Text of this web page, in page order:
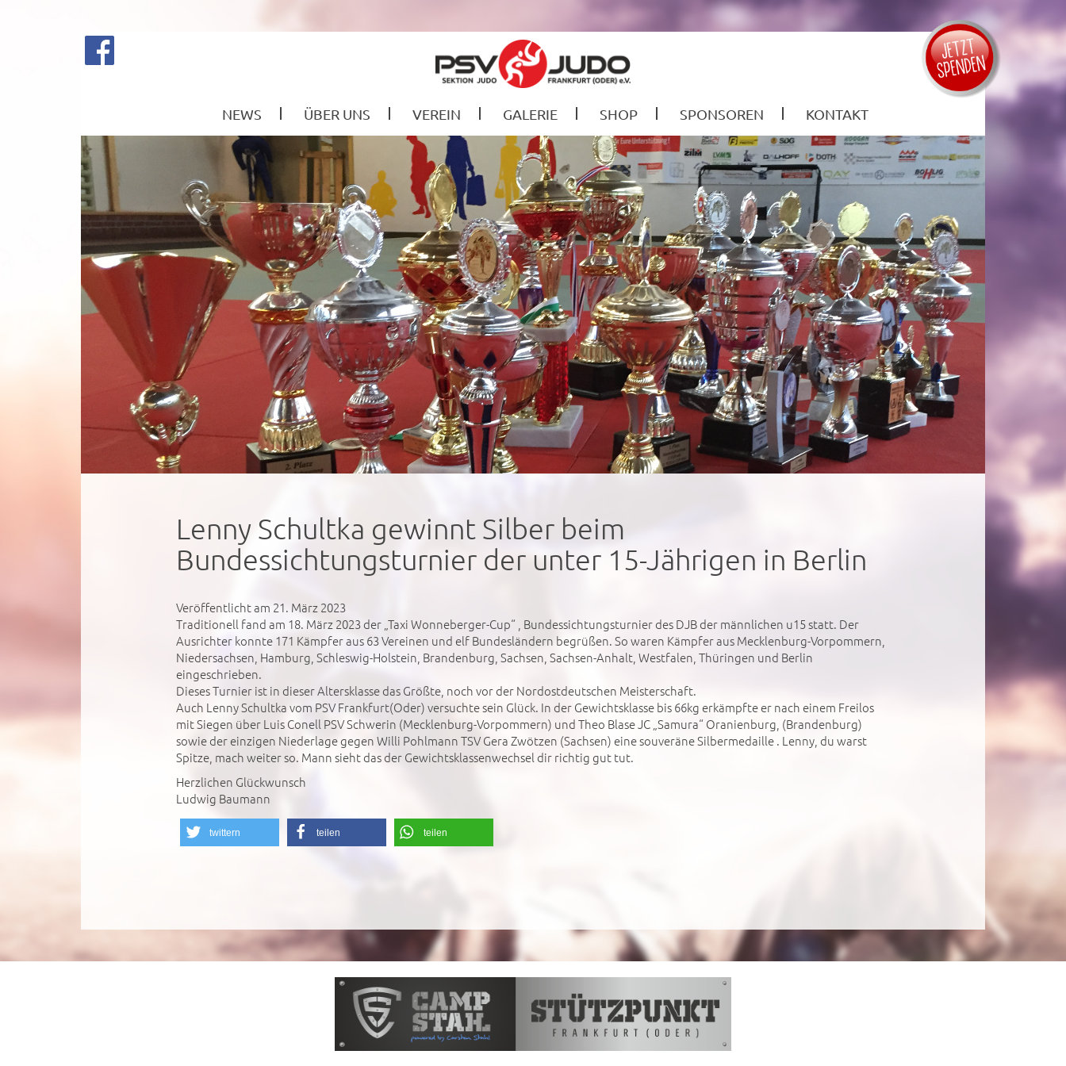
NEWS ÜBER UNS VEREIN GALERIE SHOP SPONSOREN KONTAKT
Lenny Schultka gewinnt Silber beim
Bundessichtungsturnier der unter 15-Jährigen in Berlin
Veröffentlicht am 21. März 2023
Traditionell fand am 18. März 2023 der „Taxi Wonneberger-Cup“ , Bundessichtungsturnier des DJB der männlichen u15 statt. Der
Ausrichter konnte 171 Kämpfer aus 63 Vereinen und elf Bundesländern begrüßen. So waren Kämpfer aus Mecklenburg-Vorpommern,
Niedersachsen, Hamburg, Schleswig-Holstein, Brandenburg, Sachsen, Sachsen-Anhalt, Westfalen, Thüringen und Berlin
eingeschrieben.
Dieses Turnier ist in dieser Altersklasse das Größte, noch vor der Nordostdeutschen Meisterschaft.
Auch Lenny Schultka vom PSV Frankfurt(Oder) versuchte sein Glück. In der Gewichtsklasse bis 66kg erkämpfte er nach einem Freilos
mit Siegen über Luis Conell PSV Schwerin (Mecklenburg-Vorpommern) und Theo Blase JC „Samura“ Oranienburg, (Brandenburg)
sowie der einzigen Niederlage gegen Willi Pohlmann TSV Gera Zwötzen (Sachsen) eine souveräne Silbermedaille . Lenny, du warst
Spitze, mach weiter so. Mann sieht das der Gewichtsklassenwechsel dir richtig gut tut.
Herzlichen Glückwunsch
Ludwig Baumann
twittern teilen teilen